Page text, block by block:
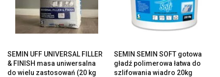
SEMIN UFF UNIVERSAL FILLER
& FINISH masa uniwersalna
do wielu zastosowań (20 kg
SEMIN SEMIN SOFT gotowa
gładź polimerowa łatwa do
szlifowania wiadro 20kg